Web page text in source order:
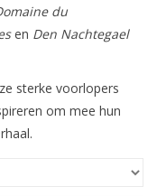
du
en Den Nachtegael
sterke voorlopers
om mee hun